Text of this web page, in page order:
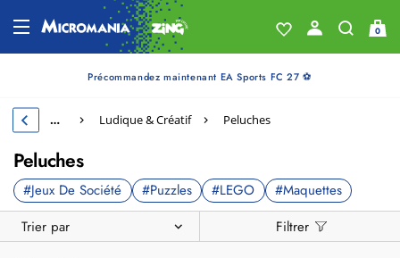
0
Précommandez maintenant EA Sports FC 27 ⚽
… Ludique & Créatif Peluches
Peluches
#Jeux De Société #Puzzles #LEGO #Maquettes
Trier par Filtrer